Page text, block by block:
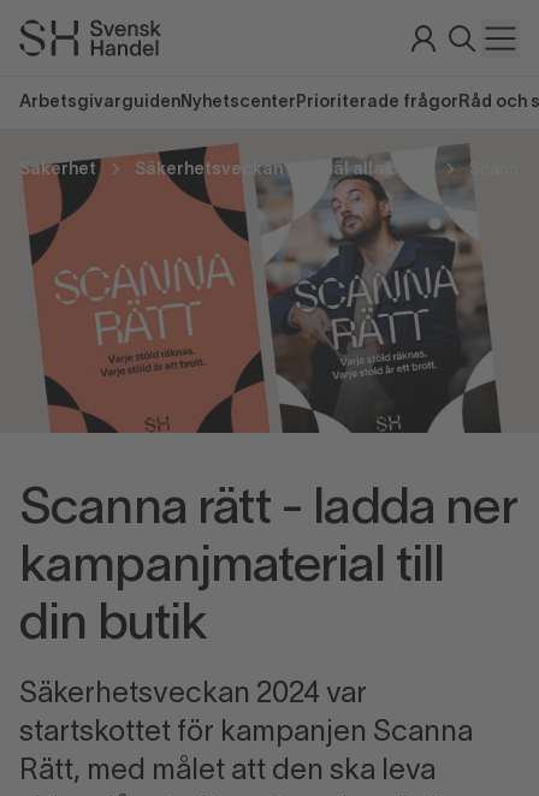
Arbetsgivarguiden Nyhetscenter Prioriterade frågor Råd och
Säkerhet Säkerhetsveckan - anmäl alla brott
Scanna rätt - ladda ner
kampanjmaterial till
din butik
Säkerhetsveckan 2024 var
startskottet för kampanjen Scanna
Rätt, med målet att den ska leva